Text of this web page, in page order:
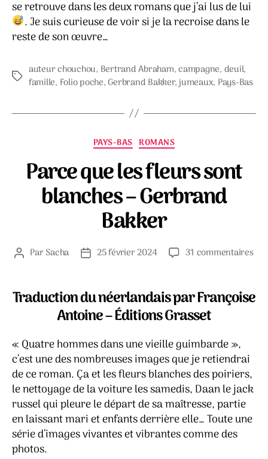
se retrouve dans les deux romans que j’ai lus de lui
. Je suis curieuse de voir si je la recroise dans le
reste de son œuvre…
Étiquettes
auteur chouchou, Bertrand Abraham,campagne, deuil,
famille, Folio poche, Gerbrand Bakker,jumeaux, Pays-Bas
Catégories
PAYS-BAS ROMANS
Parce que les fleurs sont
blanches – Gerbrand
Bakker
Auteur
ParSacha
Date25 février 2024 31 commentairessur
les
Traduction du néerlandais par Françoise
Antoine – Éditions Grasset
« Quatre hommes dans une vieille guimbarde »,
c’est une des nombreuses images que je retiendrai
de ce roman. Ça et les fleurs blanches des poiriers,
le nettoyage de la voiture les samedis, Daan le jack
russel qui pleure le départ de sa maîtresse, partie
en laissant mari et enfants derrière elle… Toute une
série d’images vivantes et vibrantes comme des
photos.